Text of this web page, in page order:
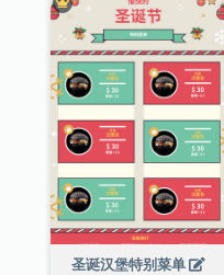
圣诞汉堡特别菜单